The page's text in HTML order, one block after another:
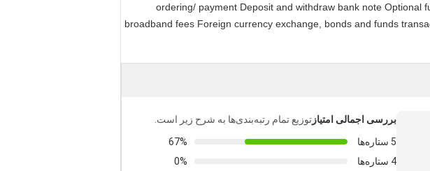
ordering/ payment Deposit and withdraw bank note Optional
broadband fees Foreign currency exchange, bonds and funds
بررسی اجمالی امتیاز توزیع تمام رتبه‌بندی‌ها به شرح زیر است.
5 ستاره‌ها
67%
4 ستاره‌ها
0%